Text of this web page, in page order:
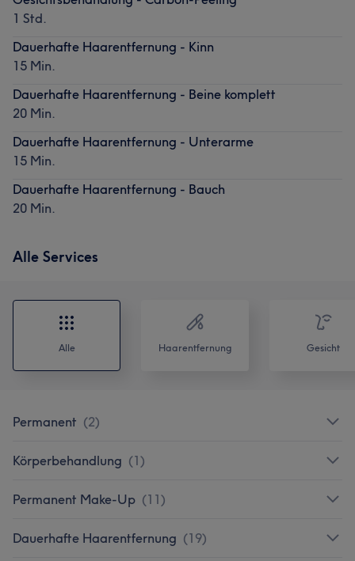
1 Std.
Dauerhafte Haarentfernung - Kinn
15 Min.
Dauerhafte Haarentfernung - Beine komplett
20 Min.
Dauerhafte Haarentfernung - Unterarme
15 Min.
Dauerhafte Haarentfernung - Bauch
20 Min.
Alle Services
Alle Haarentfernung Gesicht
Permanent (2)
Körperbehandlung (1)
Permanent Make-Up (11)
Dauerhafte Haarentfernung (19)